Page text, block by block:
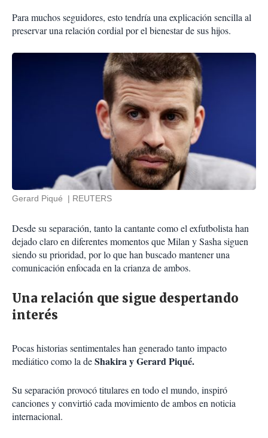
Para muchos seguidores, esto tendría una explicación sencilla al
preservar una relación cordial por el bienestar de sus hijos.
Gerard Piqué REUTERS
Desde su separación, tanto la cantante como el exfutbolista han
dejado claro en diferentes momentos que Milan y Sasha siguen
siendo su prioridad, por lo que han buscado mantener una
comunicación enfocada en la crianza de ambos.
Una relación que sigue despertando
interés
Pocas historias sentimentales han generado tanto impacto
mediático como la deShakira y Gerard Piqué.
Su separación provocó titulares en todo el mundo, inspiró
canciones y convirtió cada movimiento de ambos en noticia
internacional.